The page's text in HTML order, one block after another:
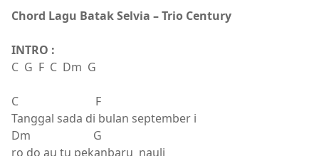
Chord Lagu Batak Selvia – Trio Century
INTRO :
C G F C Dm G
C F
Tanggal sada di bulan september i
Dm G
ro do au tu pekanbaru nauli